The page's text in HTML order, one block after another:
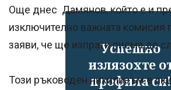
Успешно
излязохте
профила си!
Още днес Дамянов, който е и
изключително важната комисия
заяви, че ще изпрати писма до
Този ръководен нихилизъм е